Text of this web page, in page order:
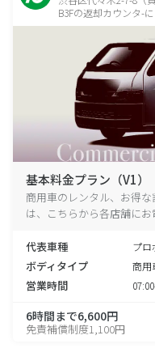
B3Fの返却カウンタ-に
基本料金プラン（V1）
商用車のレンタル、お得
は、こちらから各店舗にお
代表車種 プロ
ボディタイプ 商用
営業時間
6時間まで6,600円
免責補償制度1,100円